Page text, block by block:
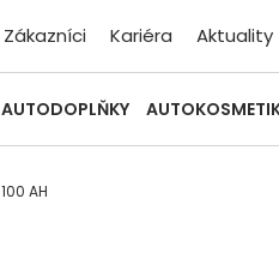
Zákazníci Kariéra Aktuality
AUTODOPLŇKY
100 AH